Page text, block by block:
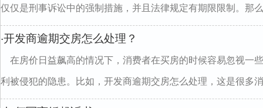
仅仅是刑事诉讼中的强制措施，并且法律规定有期限限制。那
·开发商逾期交房怎么处理？
在房价日益飙高的情况下，消费者在买房的时候容易忽视一
利被侵犯的隐患。比如，开发商逾期交房怎么处理，这是很多